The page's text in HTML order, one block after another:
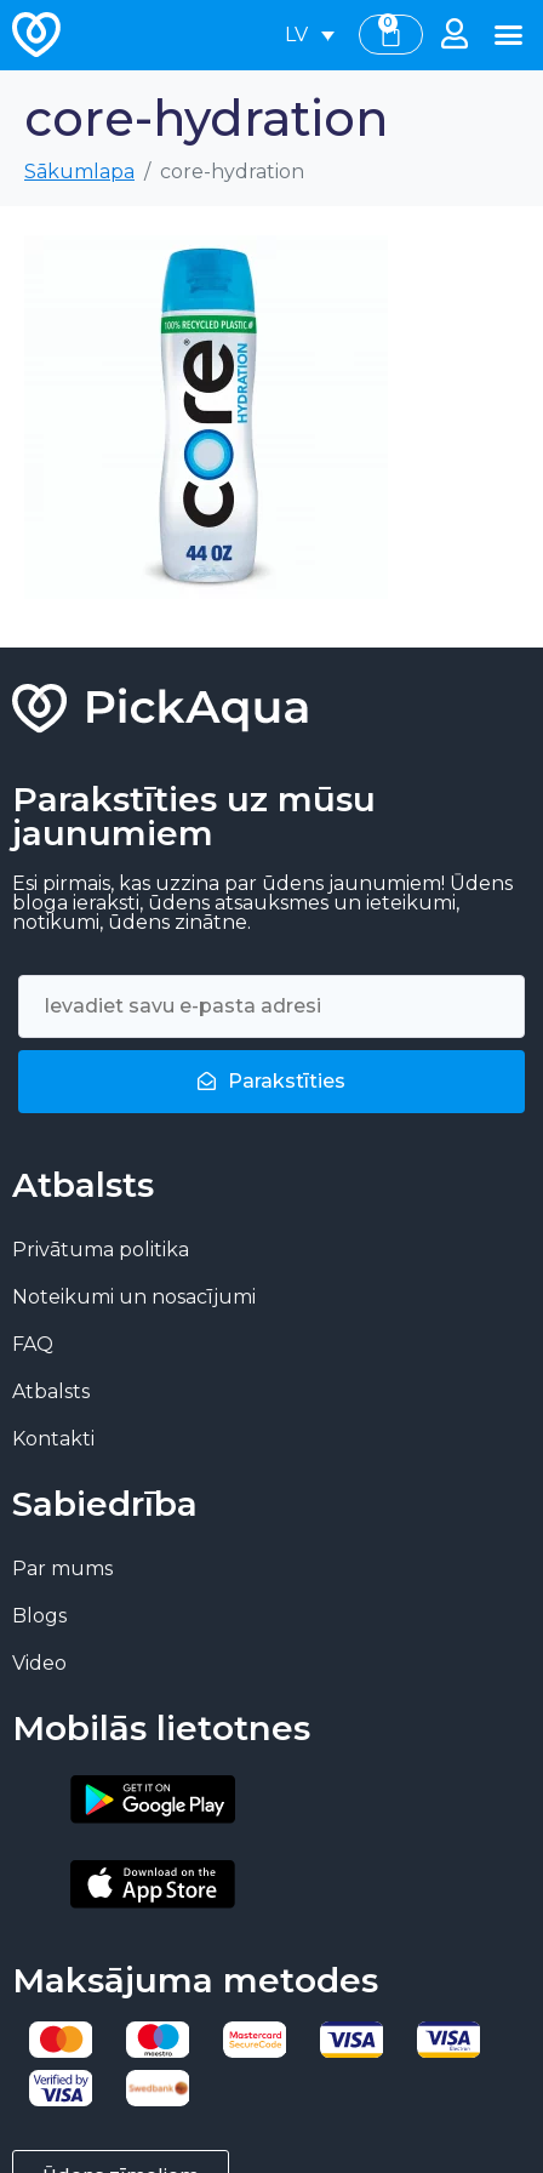
LV
0
core-hydration
Sākumlapa core-hydration
Parakstīties uz mūsu
jaunumiem
Esi pirmais, kas uzzina par ūdens jaunumiem! Ūdens
bloga ieraksti, ūdens atsauksmes un ieteikumi,
notikumi, ūdens zinātne.
Parakstīties
Atbalsts
Privātuma politika
Noteikumi un nosacījumi
FAQ
Atbalsts
Kontakti
Sabiedrība
Par mums
Blogs
Video
Mobilās lietotnes
Maksājuma metodes